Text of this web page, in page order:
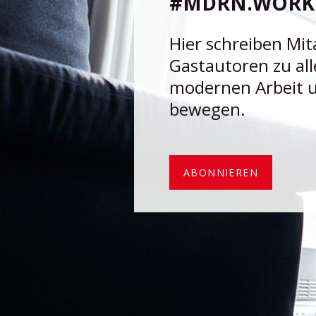
Generation machen – vernetzt, flexibel und integriert
mit Microsoft 365.
HXA Smart Cube
HXA Smart Glas
HXA Door Connect App
HXA Room Calendar Display App
Hier schreiben
Gastautoren zu
modernen Arbeit
bewegen.
ABONNIEREN